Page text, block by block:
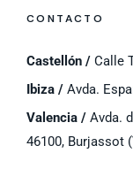
CONTACTO
Castellón / Calle
Ibiza / Avda.
Valencia / Avda.
46100, Burjassot